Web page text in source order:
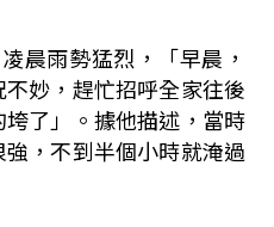
晨雨勢猛烈，「早晨，
妙，趕忙招呼全家往後
了」。據他描述，當時
，不到半個小時就淹過